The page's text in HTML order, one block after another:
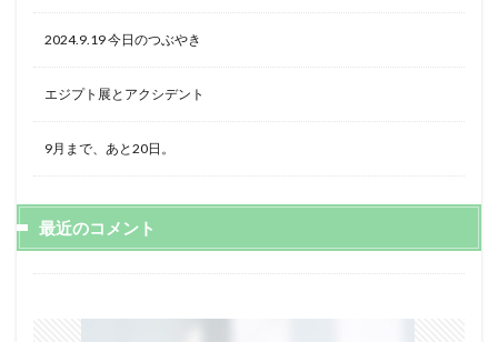
2024.9.19 今日のつぶやき
エジプト展とアクシデント
9月まで、あと20日。
最近のコメント